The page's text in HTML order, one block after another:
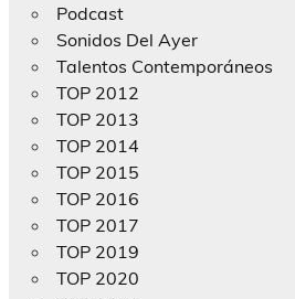
Podcast
Sonidos Del Ayer
Talentos Contemporáneos
TOP 2012
TOP 2013
TOP 2014
TOP 2015
TOP 2016
TOP 2017
TOP 2019
TOP 2020